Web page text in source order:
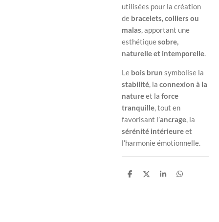
utilisées pour la création
de bracelets, colliers ou
malas, apportant une
esthétiquesobre,
naturelle et intemporelle.
Le bois brun symbolise la
stabilité, la connexion à la
natureet la force
tranquille, tout en
favorisant l’ancrage, la
sérénité intérieureet
l’harmonie émotionnelle.
P
P
P
P